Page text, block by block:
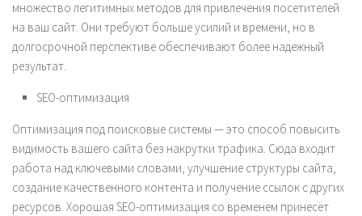
множество легитимных методов для привлечения посетителей
на ваш сайт. Они требуют больше усилий и времени, но в
долгосрочной перспективе обеспечивают более надежный
результат.
SEO-оптимизация
Оптимизация под поисковые системы — это способ повысить
видимость вашего сайта без накрутки трафика. Сюда входит
работа над ключевыми словами, улучшение структуры сайта,
создание качественного контента и получение ссылок с других
ресурсов. Хорошая SEO-оптимизация со временем принесёт